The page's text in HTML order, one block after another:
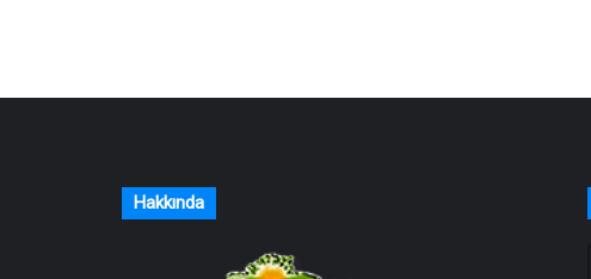
Hakkında